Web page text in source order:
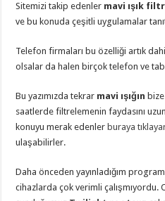
Sitemizi takip edenler mavi ışık
ve bu konuda çeşitli uygulamalar
Telefon firmaları bu özelliği artık
olsalar da halen birçok telefon ve
Bu yazımızda tekrar mavi ışığın
saatlerde filtrelemenin faydasını
konuyu merak edenler buraya
ulaşabilirler.
Daha önceden yayınladığım
cihazlarda çok verimli